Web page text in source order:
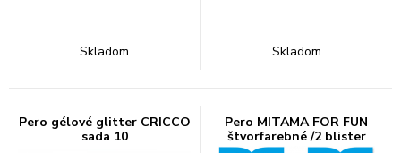
Skladom Skladom
Pero gélové glitter CRICCO
sada 10
Pero MITAMA FOR FUN
štvorfarebné /2 blister